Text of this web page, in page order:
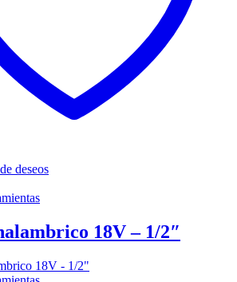
deseos
18V – 1/2″